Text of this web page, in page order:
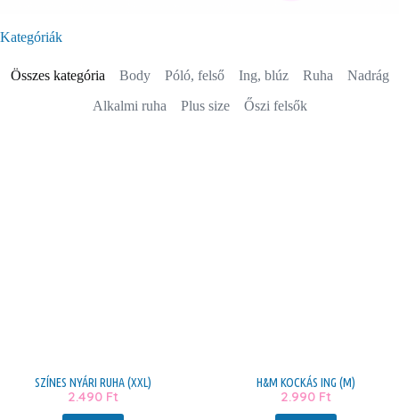
Kategóriák
Body Póló, felső Ing, blúz Ruha
Nadrág
Alkalmi ruha
Plus size Őszi felsők
Összes kategória
SZÍNES NYÁRI RUHA (XXL)
2.490 Ft
H&M KOCKÁS ING (M)
2.990 Ft